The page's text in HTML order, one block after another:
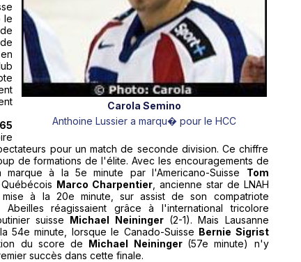
Carola Semino
Anthoine Lussier a marqu� pour le HCC
le
pour un match de seconde division. Ce chiffre
de formations de l'élite. Avec les encouragements de
à la 5e minute par l'Americano-Suisse Tom
Marco Charpentier , ancienne star de LNAH
à la 20e minute, sur assist de son compatriote
réagissaient grâce à l'international tricolore
suisse Michael Neininger(2-1). Mais Lausanne
54e minute, lorsque le Canado-Suisse Bernie Sigrist
du score de Michael Neininger (57e minute) n'y
succès dans cette finale.